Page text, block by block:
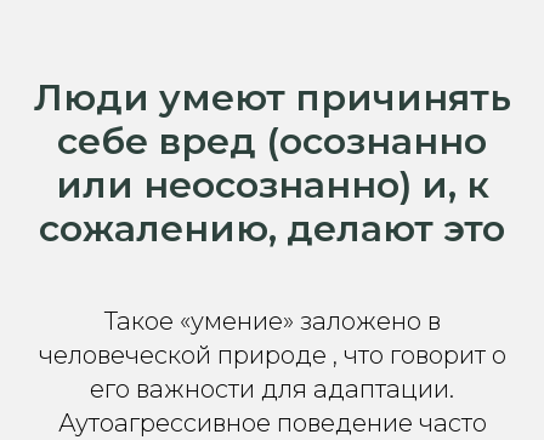
Люди умеют причинять
себе вред (осознанно
или неосознанно) и, к
сожалению, делают это
Такое «умение» заложено в
человеческой природе , что говорит о
его важности для адаптации.
Аутоагрессивное поведение часто